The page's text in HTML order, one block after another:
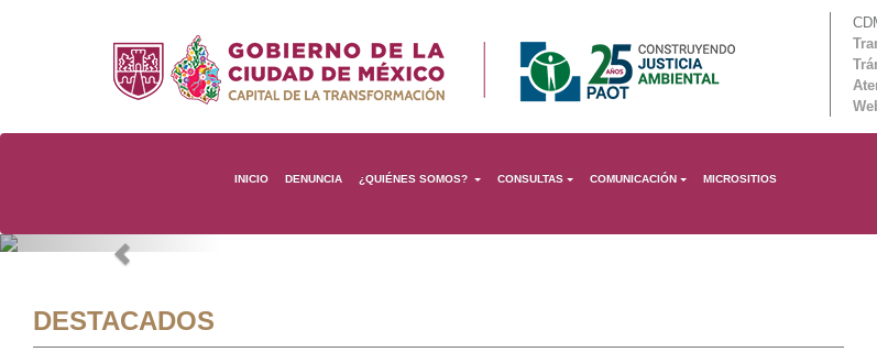
INICIO DENUNCIA ¿QUIÉNES SOMOS? CONSULTAS COMUNICACIÓN MICROSITIOS
Previous
DESTACADOS